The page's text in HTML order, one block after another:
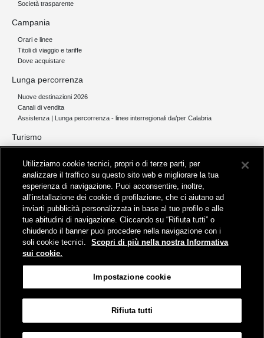
Società trasparente
Campania
Orari e linee
Titoli di viaggio e tariffe
Dove acquistare
Lunga percorrenza
Nuove destinazioni 2026
Canali di vendita
Assistenza | Lunga percorrenza - linee interregionali da/per Calabria
Turismo
Servizi per aeroporti
Servizi di noleggio con conducente
Servizio di navigazione sul Lago Trasimeno
News e comunicati stampa
Comunicati stampa
Busitalia – Sita Nord
, Gruppo FS Italiane, è attiva nei servizi di
trasporto locale in Italia ed all'estero, che gestisce direttamente o
attraverso società controllate.
Viale Fratelli Rosselli, 80 - 50123 Firenze
Utilizziamo cookie tecnici, propri o di terze parti, per
analizzare il traffico su questo sito web e migliorare la tua
esperienza di navigazione. Puoi acconsentire, inoltre,
all’installazione dei cookie di profilazione, che ci aiutano ad
inviarti pubblicità personalizzata in base al tuo profilo e alle
tue abitudini di navigazione. Cliccando su “Rifiuta tutti” o
chiudendo il banner puoi procedere nella navigazione con i
soli cookie tecnici.
Scopri di più nella nostra Informativa
sui cookie.
Impostazione cookie
Rifiuta tutti